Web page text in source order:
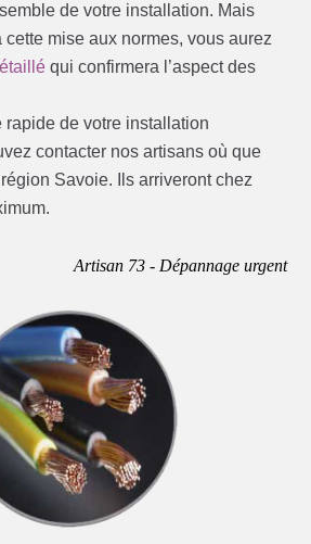
de votre installation. Mais
cette mise aux normes, vous aurez
qui confirmera l’aspect des
rapide de votre installation
contacter nos artisans où que
Savoie. Ils arriveront chez
Artisan 73 - Dépannage urgent